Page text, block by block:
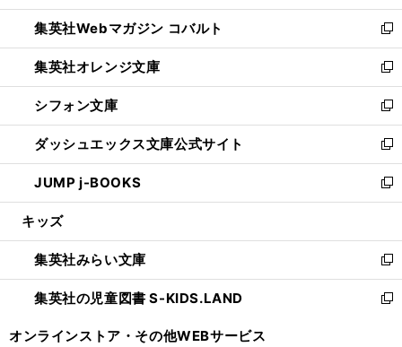
開
く
ウ
で
開
く
ン
ド
ウ
で
開
く
ウ
ィ
ン
ド
ウ
で
開
く
集英社Webマガジン コバルト
新
し
い
ウ
ィ
ン
ド
ウ
で
開
集英社オレンジ文庫
新
し
い
ウ
ィ
ン
ド
ウ
開
く
シフォン文庫
新
し
い
ウ
ィ
ン
ウ
で
開
く
ダッシュエックス文庫公式サイト
新
し
い
ウ
ン
ド
ウ
で
JUMP j-BOOKS
新
し
ウ
ィ
ン
ド
キッズ
集英社みらい文庫
新
し
い
集英社の児童図書 S-KIDS.LAND
新
オンラインストア・ その他WEBサービス